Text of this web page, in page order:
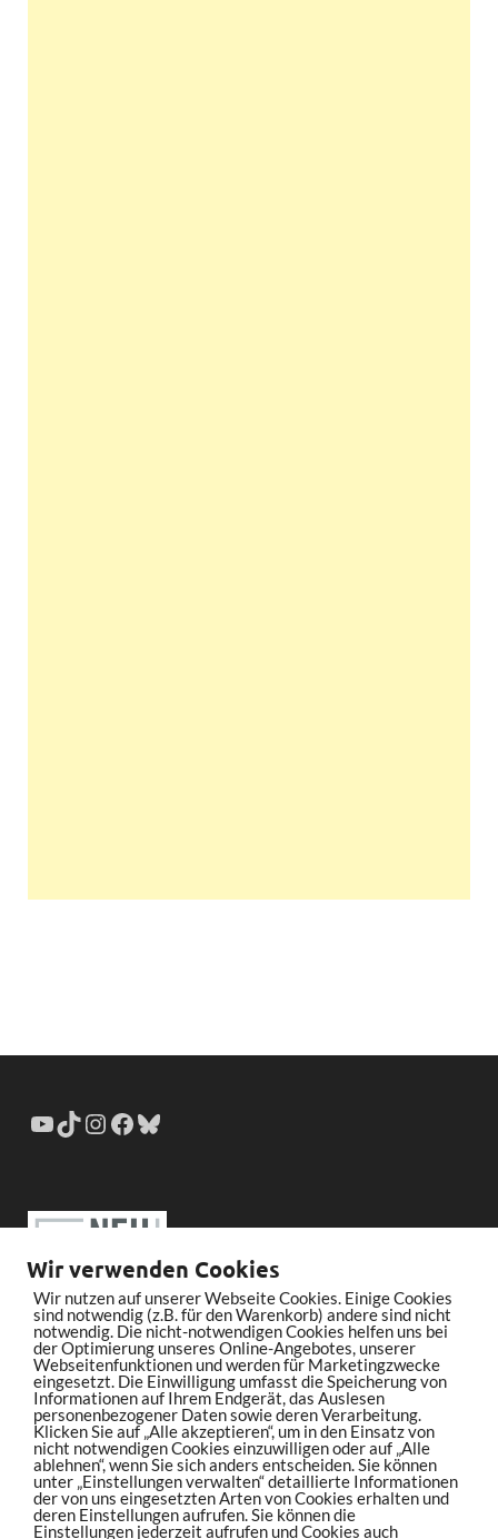
Wir verwenden Cookies
Wir nutzen auf unserer Webseite Cookies. Einige Cookies
sind notwendig (z.B. für den Warenkorb) andere sind nicht
notwendig. Die nicht-notwendigen Cookies helfen uns bei
der Optimierung unseres Online-Angebotes, unserer
Webseitenfunktionen und werden für Marketingzwecke
eingesetzt. Die Einwilligung umfasst die Speicherung von
Informationen auf Ihrem Endgerät, das Auslesen
personenbezogener Daten sowie deren Verarbeitung.
Klicken Sie auf „Alle akzeptieren“, um in den Einsatz von
nicht notwendigen Cookies einzuwilligen oder auf „Alle
ablehnen“, wenn Sie sich anders entscheiden. Sie können
unter „Einstellungen verwalten“ detaillierte Informationen
der von uns eingesetzten Arten von Cookies erhalten und
deren Einstellungen aufrufen. Sie können die
Einstellungen jederzeit aufrufen und Cookies auch